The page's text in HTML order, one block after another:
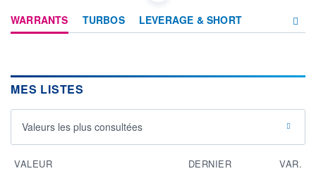
ACTIONNAIRES
DONNÉES TEMPS DIFFÉRÉ
19h48 21h57
190
195
WARRANTS TURBOS LEVERAGE & SHORT
D'INVESTISSEMENT
MES LISTES
Valeurs les plus consultées
VALEUR DERNIER
VAR.